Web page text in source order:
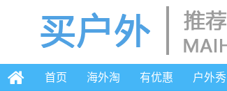
首页 海外淘 有优惠 户外秀